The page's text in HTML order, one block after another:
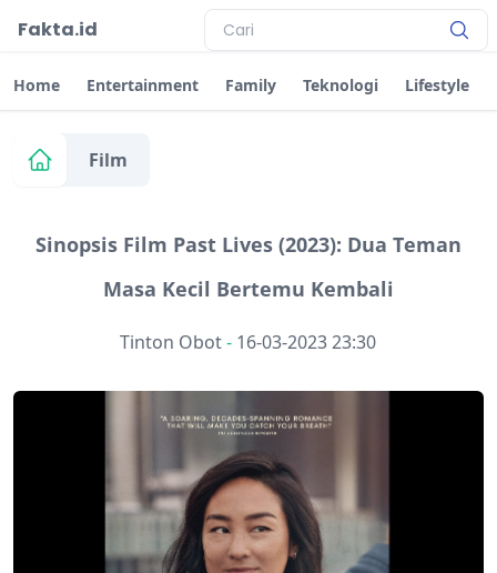
Fakta.id
Home Entertainment Family Teknologi Lifestyle
Film
Sinopsis Film Past Lives (2023): Dua Teman
Masa Kecil Bertemu Kembali
Tinton Obot- 16-03-2023 23:30